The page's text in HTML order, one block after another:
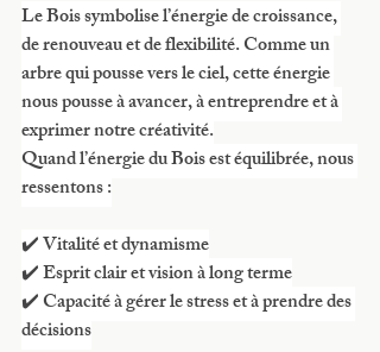
Le Bois symbolise l’énergie de croissance,
de renouveau et de flexibilité. Comme un
arbre qui pousse vers le ciel, cette énergie
nous pousse à avancer, à entreprendre et à
exprimer notre créativité.
Quand l’énergie du Bois est équilibrée, nous
ressentons :
✔️ Vitalité et dynamisme
✔️ Esprit clair et vision à long terme
✔️ Capacité à gérer le stress et à prendre des
décisions